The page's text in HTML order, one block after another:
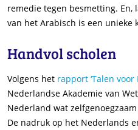
remedie tegen besmetting.
van het Arabisch is een unieke
Handvol scholen
Volgens het rapport ‘Talen voor
Nederlandse Akademie van
Nederland wat
De nadruk op het Nederlands